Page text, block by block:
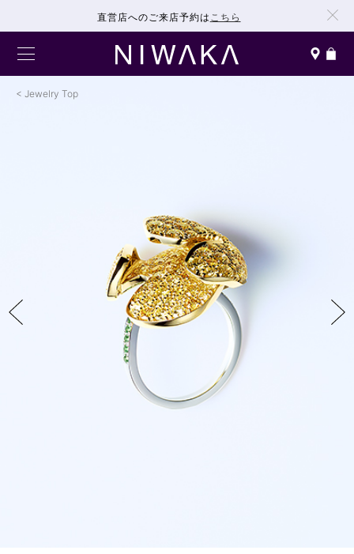
直営店へのご来店予約は こちら
Jewelry Top